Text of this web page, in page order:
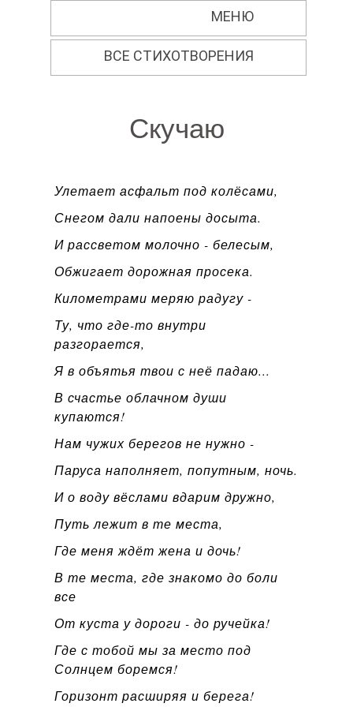
ВСЕ СТИХОТВОРЕНИЯ
МЕНЮ
Скучаю
Улетает асфальт под колёсами,
Снегом дали напоены досыта.
И рассветом молочно - белесым,
Обжигает дорожная просека.
Километрами меряю радугу -
Ту, что где-то внутри
разгорается,
Я в объятья твои с неё падаю...
В счастье облачном души
купаются!
Нам чужих берегов не нужно -
Паруса наполняет, попутным, ночь.
И о воду вёслами вдарим дружно,
Путь лежит в те места,
Где меня ждёт жена и дочь!
В те места, где знакомо до боли
все
От куста у дороги - до ручейка!
Где с тобой мы за место под
Солнцем боремся!
Горизонт расширяя и берега!